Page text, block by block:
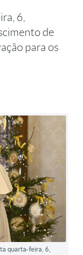
6,
de
para os
quarta-feira, 6,